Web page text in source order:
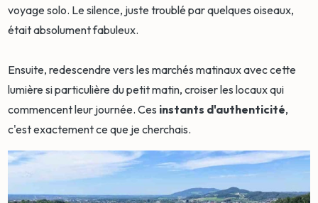
voyage solo. Le silence, juste troublé par quelques oiseaux,
était absolument fabuleux.
Ensuite, redescendre vers les marchés matinaux avec cette
lumière si particulière du petit matin, croiser les locaux qui
commencent leur journée. Ces instants d'authenticité,
c'est exactement ce que je cherchais.